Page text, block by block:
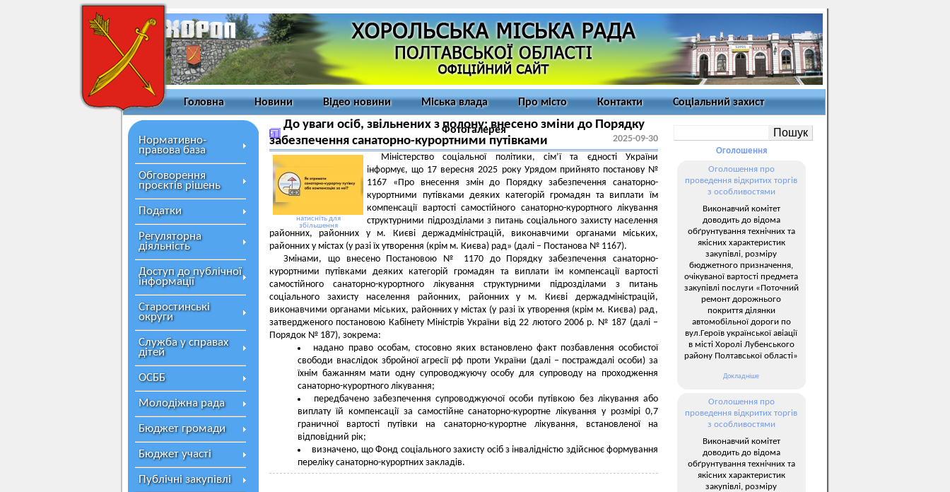
Головна Новини Відео новини Міська влада Про місто Контакти Соціальний захист
Фотогалерея
Нормативно-
правова база
Обговорення
проєктів рішень
Податки
Регуляторна
діяльність
Доступ до публічної
інформації
Старостинські
округи
Служба у справах
дітей
ОСББ
Молодіжна рада
Бюджет громади
Бюджет участі
Публічні закупівлі
До уваги осіб, звільнених з полону: внесено зміни до Порядку
забезпечення санаторно-курортними путівками
2025-09-30
натисніть для
збільшення
Міністерство соціальної політики, сім’ї та єдності України
інформує, що 17 вересня 2025 року Урядом прийнято постанову №
1167 «Про внесення змін до Порядку забезпечення санаторно-
курортними путівками деяких категорій громадян та виплати їм
компенсації вартості самостійного санаторно-курортного лікування
структурними підрозділами з питань соціального захисту населення
районних, районних у м. Києві держадміністрацій, виконавчими органами міських,
районних у містах (у разі їх утворення (крім м. Києва) рад» (далі – Постанова № 1167).
Змінами, що внесено Постановою № 1170 до Порядку забезпечення санаторно-
курортними путівками деяких категорій громадян та виплати їм компенсації вартості
самостійного санаторно-курортного лікування структурними підрозділами з питань
соціального захисту населення районних, районних у м. Києві держадміністрацій,
виконавчими органами міських, районних у містах (у разі їх утворення (крім м. Києва) рад,
затвердженого постановою Кабінету Міністрів України від 22 лютого 2006 р. № 187 (далі –
Порядок № 187), зокрема:
надано право особам, стосовно яких встановлено факт позбавлення особистої
свободи внаслідок збройної агресії рф проти України (далі – постраждалі особи) за
їхнім бажанням мати одну супроводжуючу особу для супроводу на проходження
санаторно-курортного лікування;
передбачено забезпечення супроводжуючої особи путівкою без лікування або
виплату їй компенсації за самостійне санаторно-курортне лікування у розмірі 0,7
граничної вартості путівки на санаторно-курортне лікування, встановленої на
відповідний рік;
визначено, що Фонд соціального захисту осіб з інвалідністю здійснює формування
переліку санаторно-курортних закладів.
Оголошення
Оголошення про
проведення відкритих торгів
з особливостями
Виконавчий комітет
доводить до відома
обґрунтування технічних та
якісних характеристик
закупівлі, розміру
бюджетного призначення,
очікуваної вартості предмета
закупівлі послуги «Поточний
ремонт дорожнього
покриття ділянки
автомобільної дороги по
вул.Героїв української авіації
в місті Хоролі Лубенського
району Полтавської області»
Докладніше
Оголошення про
проведення відкритих торгів
з особливостями
Виконавчий комітет
доводить до відома
обґрунтування технічних та
якісних характеристик
закупівлі, розміру